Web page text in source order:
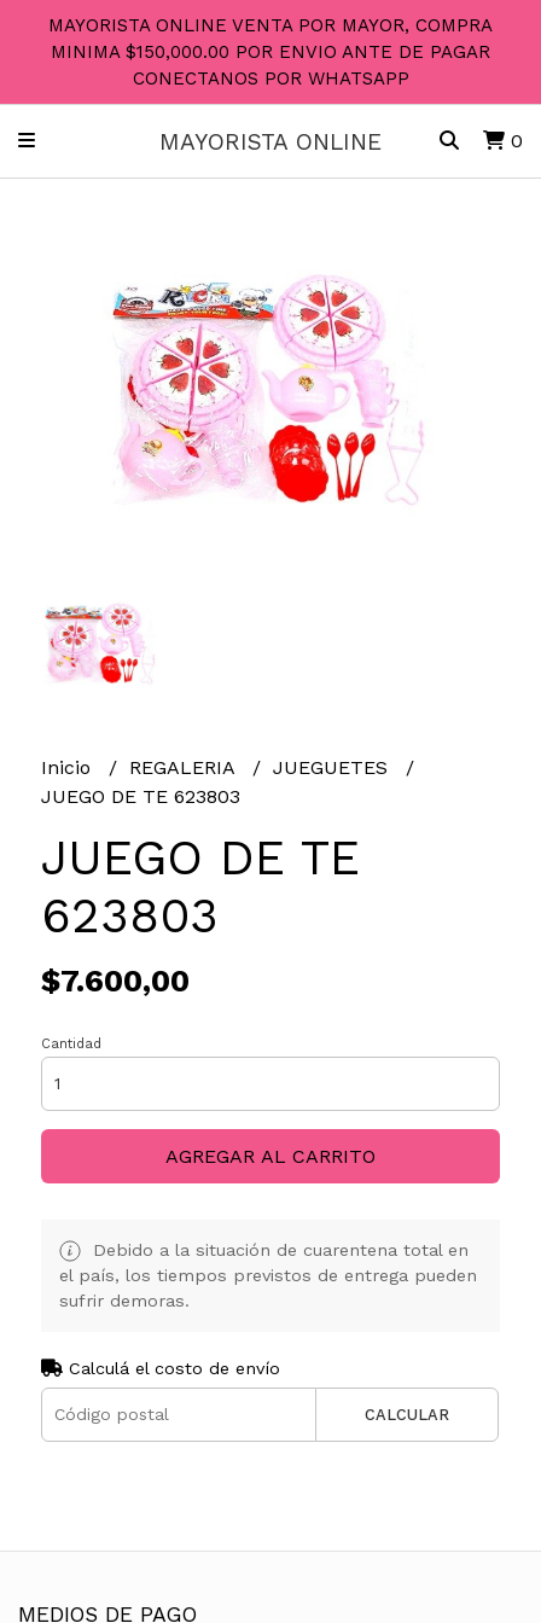
MAYORISTA ONLINE VENTA POR MAYOR, COMPRA
MINIMA $150,000.00 POR ENVIO ANTE DE PAGAR
CONECTANOS POR WHATSAPP
MAYORISTA ONLINE 0
Inicio REGALERIA
JUEGUETES
JUEGO DE TE 623803
JUEGO DE TE
623803
$7.600,00
Cantidad
AGREGAR AL CARRITO
Debido a la situación de cuarentena total en
el país, los tiempos previstos de entrega pueden
sufrir demoras.
Calculá el costo de envío
CALCULAR
MEDIOS DE PAGO